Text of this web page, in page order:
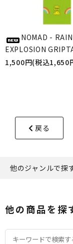
NOMAD -
EXPLOSION
1,500円(税込1,650
戻る
他のジャンルで探
他の商品を探